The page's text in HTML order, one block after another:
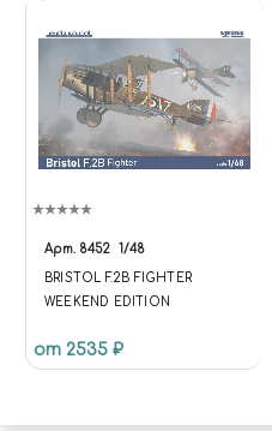
Арт. 8452 1/48
BRISTOL F.2B FIGHTER
WEEKEND EDITION
от 2535 ₽